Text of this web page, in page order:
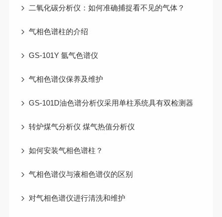
二氧化碳分析仪：如何准确捕捉看不见的气体？
气相色谱柱的介绍
GS-101Y 氩气色谱仪
气相色谱仪保养及维护
GS-101D油色谱分析仪采用单柱系统具有双检测器
转炉煤气分析仪 煤气热值分析仪
如何安装气相色谱柱？
气相色谱仪与液相色谱仪的区别
对气相色谱仪进行清洗和维护